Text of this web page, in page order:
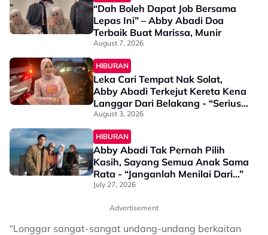
“Dah Boleh Dapat Job Bersama
Lepas Ini” – Abby Abadi Doa
Terbaik Buat Marissa, Munir
August 7, 2026
HIBURAN
Leka Cari Tempat Nak Solat,
Abby Abadi Terkejut Kereta Kena
Langgar Dari Belakang - “Serius
Tak Sedar Sebab…”
August 3, 2026
HIBURAN
Abby Abadi Tak Pernah Pilih
Kasih, Sayang Semua Anak Sama
Rata - “Janganlah Menilai Dari…”
July 27, 2026
Advertisement
“Longgar sangat-sangat undang-undang berkaitan